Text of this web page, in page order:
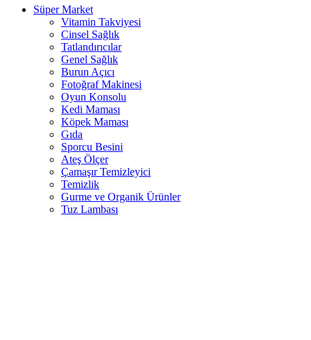
Süper Market
Vitamin Takviyesi
Cinsel Sağlık
Tatlandırıcılar
Genel Sağlık
Burun Açıcı
Fotoğraf Makinesi
Oyun Konsolu
Kedi Maması
Köpek Maması
Gıda
Sporcu Besini
Ateş Ölçer
Çamaşır Temizleyici
Temizlik
Gurme ve Organik Ürünler
Tuz Lambası